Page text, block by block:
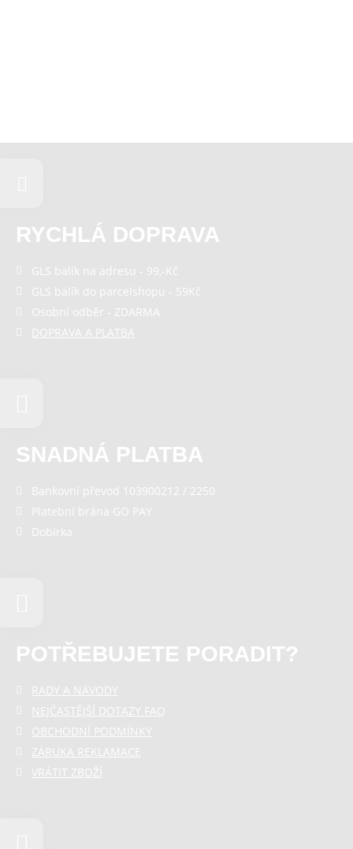
RYCHLÁ DOPRAVA
GLS balík na adresu - 99,-Kč
GLS balík do parcelshopu - 59Kč
Osobní odběr - ZDARMA
DOPRAVA A PLATBA
SNADNÁ PLATBA
Bankovní převod 103900212 / 2250
Platební brána GO PAY
Dobírka
POTŘEBUJETE PORADIT?
RADY A NÁVODY
NEJČASTĚJŠÍ DOTAZY FAQ
OBCHODNÍ PODMÍNKY
ZÁRUKA REKLAMACE
VRÁTIT ZBOŽÍ